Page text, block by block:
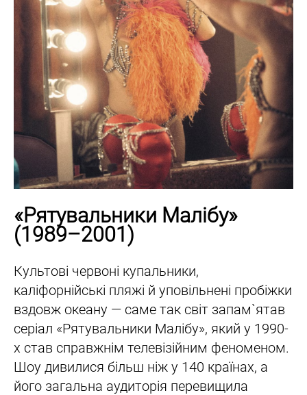
«Рятувальники Малібу»
(1989–2001)
Культові червоні купальники,
каліфорнійські пляжі й уповільнені пробіжки
вздовж океану — саме так світ запам`ятав
серіал «Рятувальники Малібу», який у 1990-
х став справжнім телевізійним феноменом.
Шоу дивилися більш ніж у 140 країнах, а
його загальна аудиторія перевищила